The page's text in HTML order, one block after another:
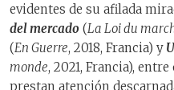
evidentes de su afilada
del mercado (La Loi du
(En Guerre, 2018, Francia) y
monde, 2021, Francia),
prestan atención